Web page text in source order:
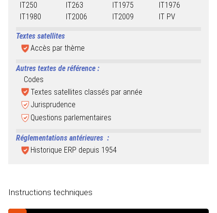
Instructions techniques
IT250
IT263 IT1975
IT1976
IT1980
IT2006 IT2009 IT PV
Textes satellites
Accès par thème
Autres textes de référence :
Codes
Textes satellites classés par année
Jurisprudence
Questions parlementaires
Réglementations antérieures :
Historique ERP depuis 1954